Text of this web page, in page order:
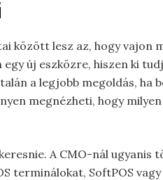
között lesz az, hogy vajon
új eszközre, hiszen ki
a legjobb megoldás, ha
megnézheti, hogy
A CMO-nál ugyanis
terminálokat, SoftPOS